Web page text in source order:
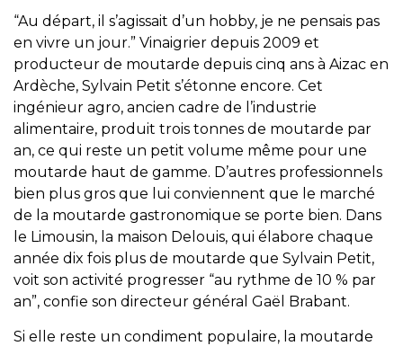
“Au départ, il s’agissait d’un hobby, je ne pensais pas
en vivre un jour.” Vinaigrier depuis 2009 et
producteur de moutarde depuis cinq ans à Aizac en
Ardèche, Sylvain Petit s’étonne encore. Cet
ingénieur agro, ancien cadre de l’industrie
alimentaire, produit trois tonnes de moutarde par
an, ce qui reste un petit volume même pour une
moutarde haut de gamme. D’autres professionnels
bien plus gros que lui conviennent que le marché
de la moutarde gastronomique se porte bien. Dans
le Limousin, la maison Delouis, qui élabore chaque
année dix fois plus de moutarde que Sylvain Petit,
voit son activité progresser “au rythme de 10 % par
an”, confie son directeur général Gaël Brabant.
Si elle reste un condiment populaire, la moutarde